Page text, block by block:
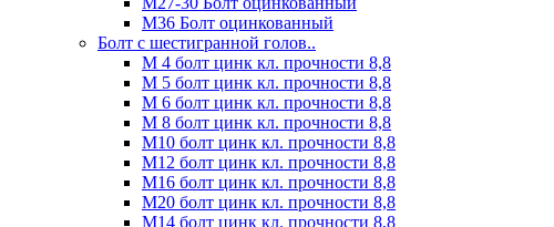
М36 Болт оцинкованный
Болт с шестигранной голов..
М 4 болт цинк кл. прочности 8,8
М 5 болт цинк кл. прочности 8,8
М 6 болт цинк кл. прочности 8,8
М 8 болт цинк кл. прочности 8,8
М10 болт цинк кл. прочности 8,8
М12 болт цинк кл. прочности 8,8
М16 болт цинк кл. прочности 8,8
М20 болт цинк кл. прочности 8,8
М14 болт цинк кл. прочности 8,8